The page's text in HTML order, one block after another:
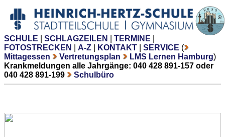
SCHULE SCHLAGZEILEN TERMINE
FOTOSTRECKEN
A-Z KONTAKT SERVICE (
Mittagessen
Vertretungsplan LMS Lernen Hamburg)
Krankmeldungen alle Jahrgänge: 040 428 891-157 oder
040 428 891-199
Schulbüro